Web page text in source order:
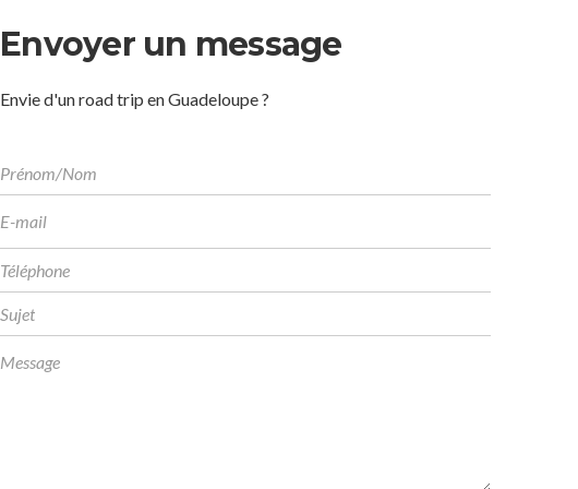
Envoyer un message
Envie d'un road trip en Guadeloupe ?